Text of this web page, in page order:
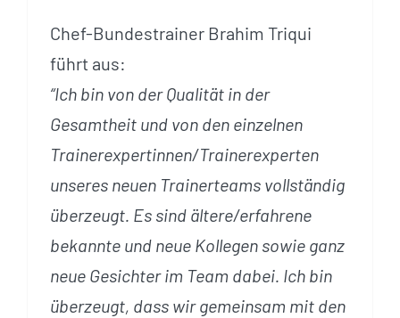
Chef-Bundestrainer Brahim Triqui
führt aus:
“Ich bin von der Qualität in der
Gesamtheit und von den einzelnen
Trainerexpertinnen/Trainerexperten
unseres neuen Trainerteams vollständig
überzeugt. Es sind ältere/erfahrene
bekannte und neue Kollegen sowie ganz
neue Gesichter im Team dabei. Ich bin
überzeugt, dass wir gemeinsam mit den